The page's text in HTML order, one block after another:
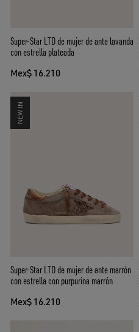
Super-Star LTD de mujer de ante lavanda
con estrella plateada
Mex$ 16.210
NEW IN
Super-Star LTD de mujer de ante marrón
con estrella con purpurina marrón
Mex$ 16.210